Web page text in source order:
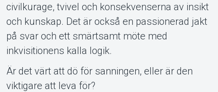
civilkurage, tvivel och konsekvenserna av insikt
och kunskap. Det är också en passionerad jakt
på svar och ett smärtsamt möte med
inkvisitionens kalla logik.
Är det värt att dö för sanningen, eller är den
viktigare att leva för?